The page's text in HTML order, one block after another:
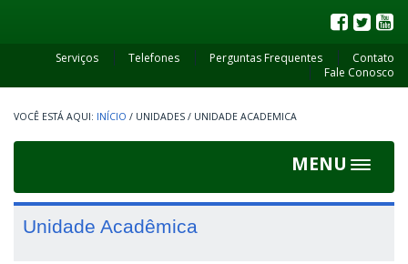
Serviços Telefones Perguntas Frequentes
Contato
Fale Conosco
INÍCIO / UNIDADES / UNIDADE ACADEMICA
MENU
Toggle
Unidade Acadêmica